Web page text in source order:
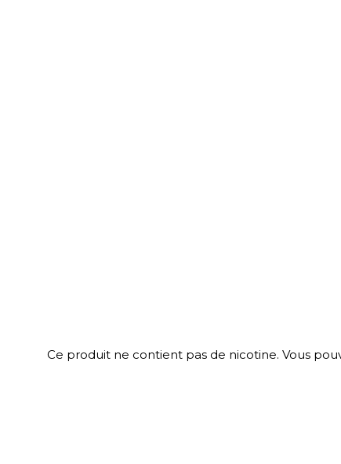
Ce produit ne contient pas de nicotine. Vous